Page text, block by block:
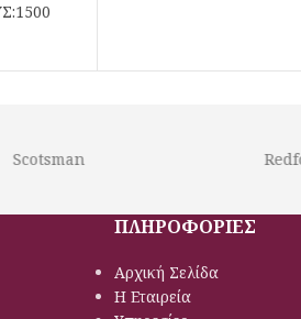
ΠΛΗΡΟΦΟΡΙΕΣ
Αρχική Σελίδα
Η Εταιρεία